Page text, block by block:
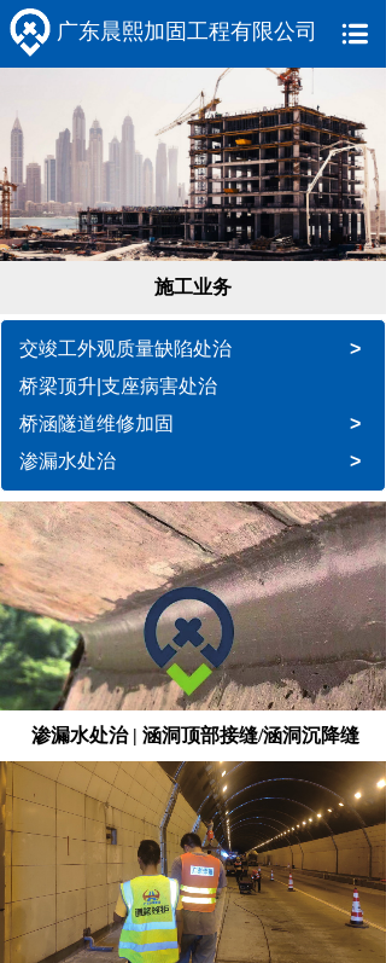
施工业务
交竣工外观质量缺陷处治
>
桥梁顶升|支座病害处治
桥涵隧道维修加固
>
渗漏水处治
>
渗漏水处治 | 涵洞顶部接缝/涵洞沉降缝
广东晨熙加固工程有限公司